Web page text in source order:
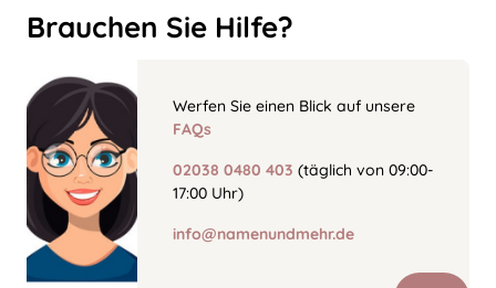
Brauchen Sie Hilfe?
Werfen Sie einen Blick auf unsere
FAQs
02038 0480 403 (täglich von 09:00-
17:00 Uhr)
info@namenundmehr.de